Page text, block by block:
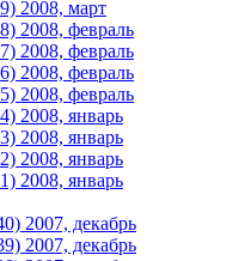
2008, март
2008, февраль
2008, февраль
2008, февраль
2008, февраль
2008, январь
2008, январь
2008, январь
2008, январь
2007, декабрь
2007, декабрь